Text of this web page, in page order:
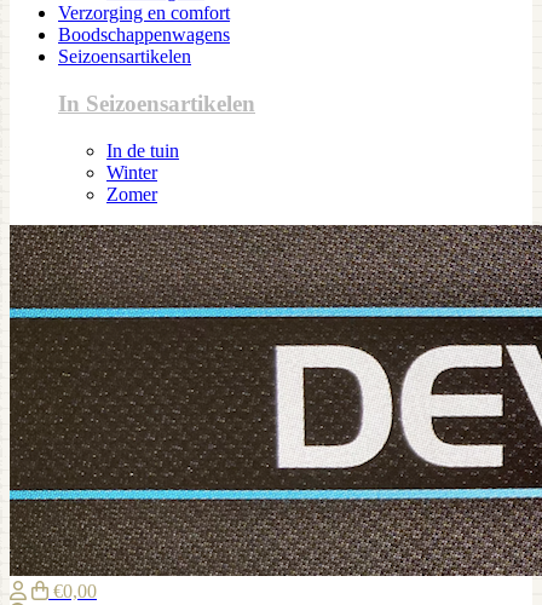
Verzorging en comfort
Boodschappenwagens
Seizoensartikelen
In Seizoensartikelen
In de tuin
Winter
Zomer
€0,00